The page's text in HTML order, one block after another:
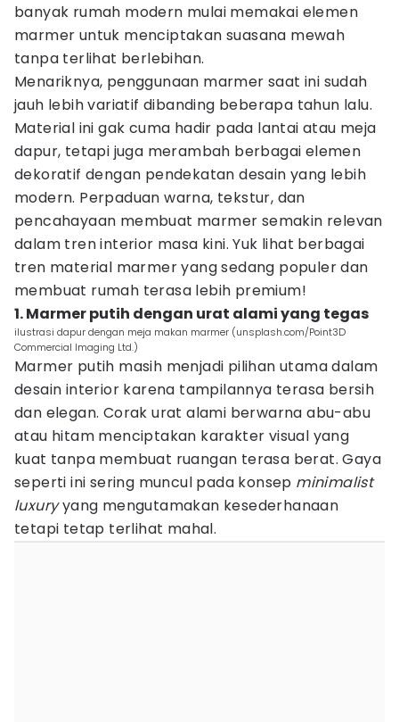
banyak rumah modern mulai memakai elemen
marmer untuk menciptakan suasana mewah
tanpa terlihat berlebihan.
Menariknya, penggunaan marmer saat ini sudah
jauh lebih variatif dibanding beberapa tahun lalu.
Material ini gak cuma hadir pada lantai atau meja
dapur, tetapi juga merambah berbagai elemen
dekoratif dengan pendekatan desain yang lebih
modern. Perpaduan warna, tekstur, dan
pencahayaan membuat marmer semakin relevan
dalam tren interior masa kini. Yuk lihat berbagai
tren material marmer yang sedang populer dan
membuat rumah terasa lebih premium!
1. Marmer putih dengan urat alami yang tegas
ilustrasi dapur dengan meja makan marmer (unsplash.com/Point3D
Commercial Imaging Ltd.)
Marmer putih masih menjadi pilihan utama dalam
desain interior karena tampilannya terasa bersih
dan elegan. Corak urat alami berwarna abu-abu
atau hitam menciptakan karakter visual yang
kuat tanpa membuat ruangan terasa berat. Gaya
seperti ini sering muncul pada konsep minimalist
luxuryyang mengutamakan kesederhanaan
tetapi tetap terlihat mahal.